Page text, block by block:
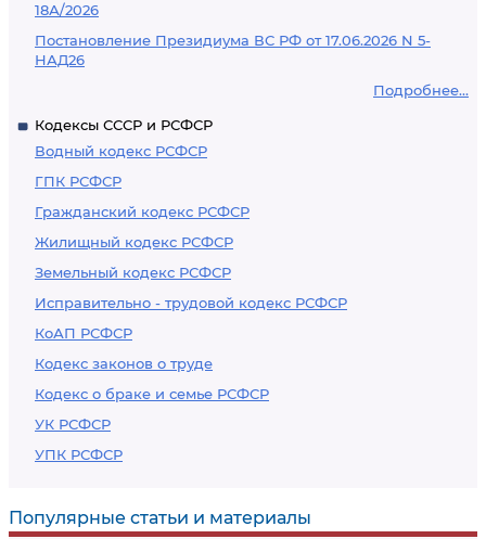
18А/2026
Постановление Президиума ВС РФ от 17.06.2026 N 5-
НАД26
Подробнее...
Кодексы СССР и РСФСР
Водный кодекс РСФСР
ГПК РСФСР
Гражданский кодекс РСФСР
Жилищный кодекс РСФСР
Земельный кодекс РСФСР
Исправительно - трудовой кодекс РСФСР
КоАП РСФСР
Кодекс законов о труде
Кодекс о браке и семье РСФСР
УК РСФСР
УПК РСФСР
Популярные статьи и материалы